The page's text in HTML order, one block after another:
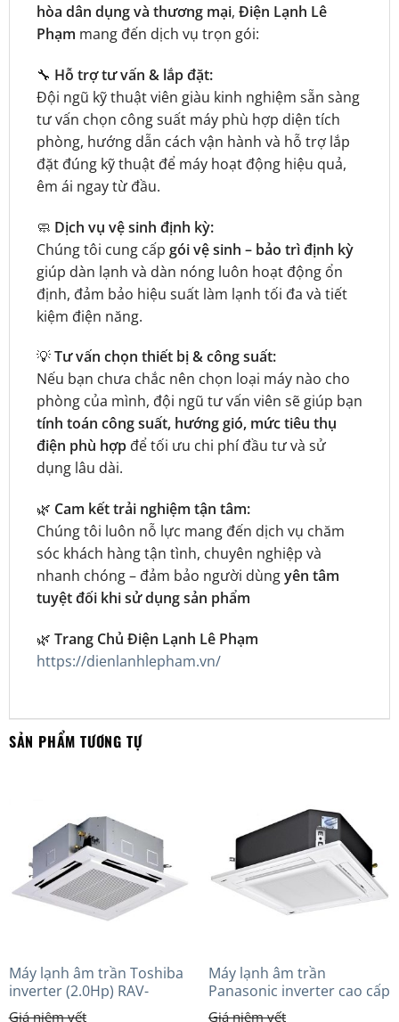
hòa dân dụng và thương mại, Điện Lạnh Lê
Phạm mang đến dịch vụ trọn gói:
🔧 Hỗ trợ tư vấn & lắp đặt:
Đội ngũ kỹ thuật viên giàu kinh nghiệm sẵn sàng
tư vấn chọn công suất máy phù hợp diện tích
phòng, hướng dẫn cách vận hành và hỗ trợ lắp
đặt đúng kỹ thuật để máy hoạt động hiệu quả,
êm ái ngay từ đầu.
🧼 Dịch vụ vệ sinh định kỳ:
Chúng tôi cung cấp gói vệ sinh – bảo trì định kỳ
giúp dàn lạnh và dàn nóng luôn hoạt động ổn
định, đảm bảo hiệu suất làm lạnh tối đa và tiết
kiệm điện năng.
💡Tư vấn chọn thiết bị & công suất:
Nếu bạn chưa chắc nên chọn loại máy nào cho
phòng của mình, đội ngũ tư vấn viên sẽ giúp bạn
tính toán công suất, hướng gió, mức tiêu thụ
điện phù hợpđể tối ưu chi phí đầu tư và sử
dụng lâu dài.
🌿 Cam kết trải nghiệm tận tâm:
Chúng tôi luôn nỗ lực mang đến dịch vụ chăm
sóc khách hàng tận tình, chuyên nghiệp và
nhanh chóng – đảm bảo người dùngyên tâm
tuyệt đối khi sử dụng sản phẩm
🌿 Trang Chủ Điện Lạnh Lê Phạm
https://dienlanhlepham.vn/
SẢN PHẨM TƯƠNG TỰ
Máy lạnh âm trần Toshiba
inverter (2.0Hp) RAV-
GV1801AP-V
Máy lạnh âm trần
Panasonic inverter cao cấp
(5.0Hp) S-3448PU3HA/U-